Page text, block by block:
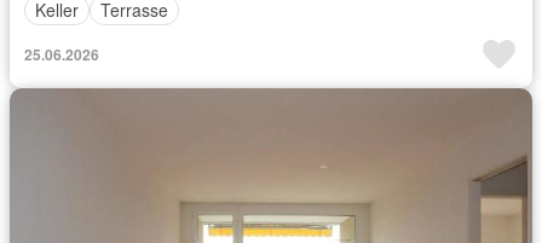
Keller
Terrasse
25.06.2026